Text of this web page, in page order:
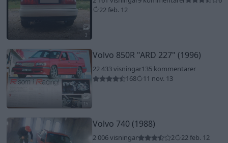
3
22 feb. 12
15
Volvo 850R "ARD 227" (1996)
22 433 visningar135 kommentarer
168
11 nov. 13
Volvo 740 (1988)
2 006 visningar 2 22 feb. 12